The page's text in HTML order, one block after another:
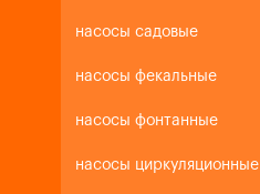
насосы садовые
насосы фекальные
насосы фонтанные
насосы циркуляционные